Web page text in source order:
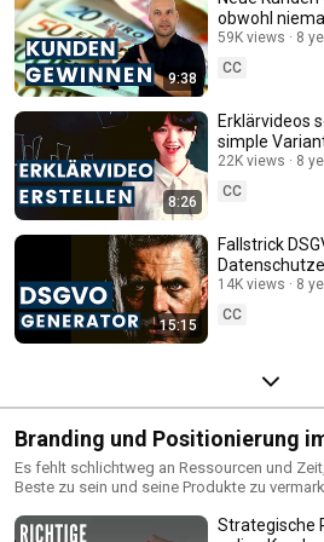
9:38
obwohl
dich gibt
59K views
8
CC
8:26
Erklärvideos
simple
22K views
8
CC
15:15
Fallstrick
Generator?!
14K views
8
CC
Branding und Positionierung
Es fehlt schlichtweg an Ressourcen und
Beste zu sein und seine Produkte zu vermarkten. Seine Nische zu
Strategie, um mit seiner DienstleistungStrategische